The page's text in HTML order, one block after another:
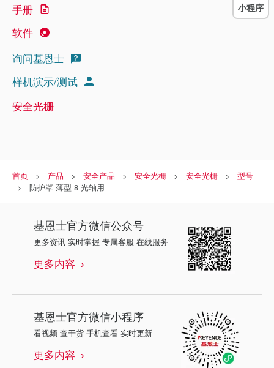
手册
软件
询问基恩士
样机演示/测试
安全光栅
首页 产品 安全产品 安全光栅 安全光栅
型号
防护罩 薄型 8 光轴用
基恩士官方微信公众号
更多资讯 实时掌握 专属客服 在线服务
更多内容
基恩士官方微信小程序
看视频 查干货 手机查看 实时更新
更多内容
小程序